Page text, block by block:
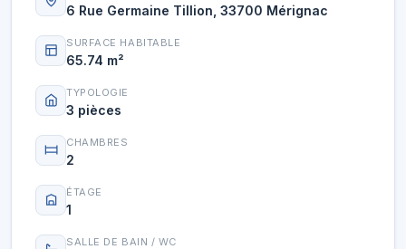
6 Rue Germaine Tillion, 33700 Mérignac
SURFACE HABITABLE
65.74 m²
TYPOLOGIE
3 pièces
CHAMBRES
2
ÉTAGE
1
SALLE DE BAIN / WC